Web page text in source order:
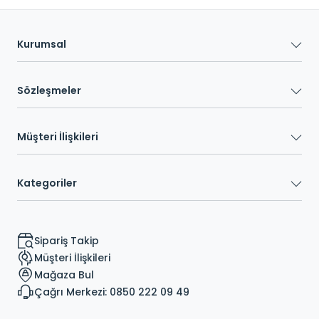
Kurumsal
Sözleşmeler
Müşteri İlişkileri
Kategoriler
Sipariş Takip
Müşteri İlişkileri
Mağaza Bul
Çağrı Merkezi: 0850 222 09 49